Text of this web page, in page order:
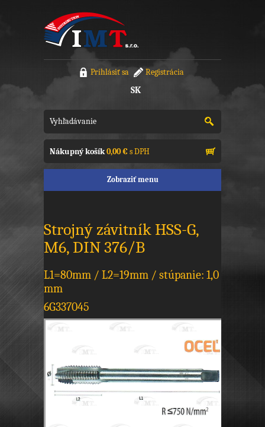
Prihlásiť sa Registrácia
SK
Nákupný košík0,00 €s DPH
Zobraziť menu
Strojný závitník HSS-G,
M6, DIN 376/B
L1=80mm / L2=19mm / stúpanie: 1,0
mm
6G337045